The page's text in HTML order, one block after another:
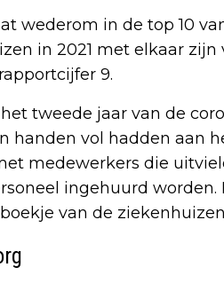
wederom in de top 10
in 2021 met elkaar
9.
het tweede jaar van de
handen vol hadden aan
medewerkers die
ingehuurd
van de